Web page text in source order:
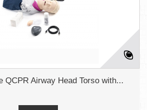
QCPR Airway Head Torso with...